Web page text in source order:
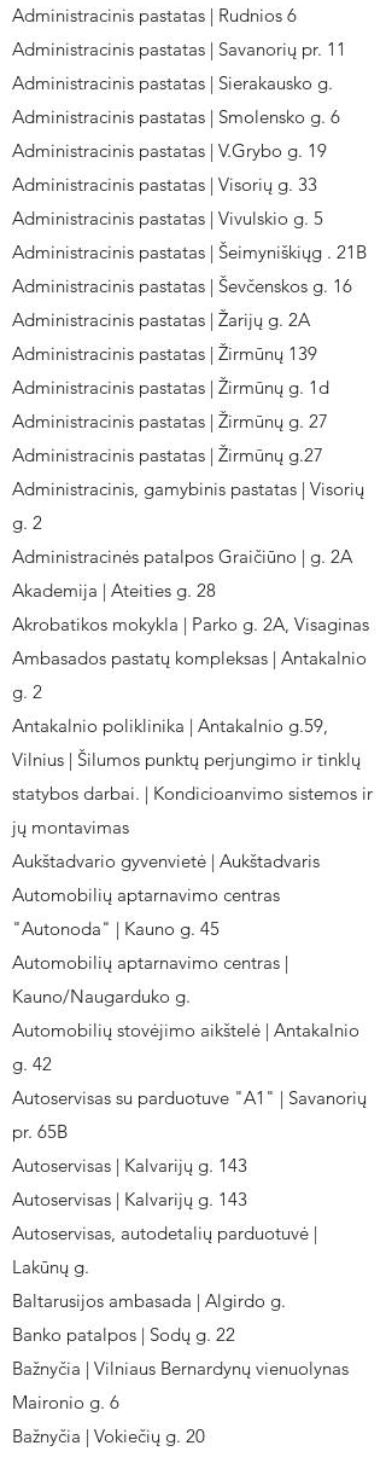
Administracinis pastatas | Rudnios 6
Administracinis pastatas | Savanorių pr. 11
Administracinis pastatas | Sierakausko g.
Administracinis pastatas | Smolensko g. 6
Administracinis pastatas | V.Grybo g. 19
Administracinis pastatas | Visorių g. 33
Administracinis pastatas | Vivulskio g. 5
Administracinis pastatas | Šeimyniškiųg . 21B
Administracinis pastatas | Ševčenskos g. 16
Administracinis pastatas | Žarijų g. 2A
Administracinis pastatas | Žirmūnų 139
Administracinis pastatas | Žirmūnų g. 1d
Administracinis pastatas | Žirmūnų g. 27
Administracinis pastatas | Žirmūnų g.27
Administracinis, gamybinis pastatas | Visorių
g. 2
Administracinės patalpos Graičiūno | g. 2A
Akademija | Ateities g. 28
Akrobatikos mokykla | Parko g. 2A, Visaginas
Ambasados pastatų kompleksas | Antakalnio
g. 2
Antakalnio poliklinika | Antakalnio g.59,
Vilnius | Šilumos punktų perjungimo ir tinklų
statybos darbai. | Kondicioanvimo sistemos ir
jų montavimas
Aukštadvario gyvenvietė | Aukštadvaris
Automobilių aptarnavimo centras
"Autonoda" | Kauno g. 45
Automobilių aptarnavimo centras |
Kauno/Naugarduko g.
Automobilių stovėjimo aikštelė | Antakalnio
g. 42
Autoservisas su parduotuve "A1" | Savanorių
pr. 65B
Autoservisas | Kalvarijų g. 143
Autoservisas | Kalvarijų g. 143
Autoservisas, autodetalių parduotuvė |
Lakūnų g.
Baltarusijos ambasada | Algirdo g.
Banko patalpos | Sodų g. 22
Bažnyčia | Vilniaus Bernardynų vienuolynas
Maironio g. 6
Bažnyčia | Vokiečių g. 20